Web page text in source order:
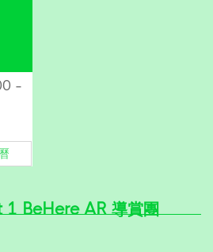
-
1 BeHere AR 導賞團